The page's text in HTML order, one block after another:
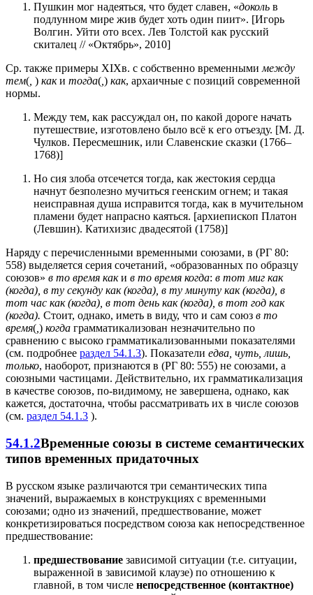
Пушкин мог надеяться, что будет славен, «доколь в
подлунном мире жив будет хоть один пиит». [Игорь
Волгин. Уйти ото всех. Лев Толстой как русский
скиталец // «Октябрь», 2010]
Ср. также примеры XIXв. с собственно временными между
тем( ) каки тогда( ) как, архаичные с позиций современной
нормы.
Между тем, как рассуждал он, по какой дороге начать
путешествие, изготовлено было всё к его отъезду. [М. Д.
Чулков. Пересмешник, или Славенские сказки (1766–
1768)]
Но сия злоба отсечется тогда, как жестокия сердца
начнут безполезно мучиться геенским огнем; и такая
неисправная душа исправится тогда, как в мучительном
пламени будет напрасно каяться. [архиепископ Платон
(Левшин). Катихизис двадесятой (1758)]
Наряду с перечисленными временными союзами, в (РГ 80:
558) выделяется серия сочетаний, «образованных по образцу
союзов» в то время каки в то время когда: в тот миг как
(когда), в ту секунду как (когда), в ту минуту как (когда), в
тот час как (когда), в тот день как (когда), в тот год как
(когда). Стоит, однако, иметь в виду, что и сам союз в то
время( ) когда грамматикализован незначительно по
сравнению с высоко грамматикализованными показателями
(см. подробнее раздел 54.1.3). Показатели едва, чуть, лишь,
только, наоборот, признаются в (РГ 80: 555) не союзами, а
союзными частицами. Действительно, их грамматикализация
в качестве союзов, по-видимому, не завершена, однако, как
кажется, достаточна, чтобы рассматривать их в числе союзов
(см. раздел 54.1.3 ).
54.1.2Временные союзы в системе семантических
типов временных придаточных
В русском языке различаются три семантических типа
значений, выражаемых в конструкциях с временными
союзами; одно из значений, предшествование, может
конкретизироваться посредством союза как непосредственное
предшествование:
предшествование зависимой ситуации (т.е. ситуации,
выраженной в зависимой клаузе) по отношению к
главной, в том числе непосредственное (контактное)